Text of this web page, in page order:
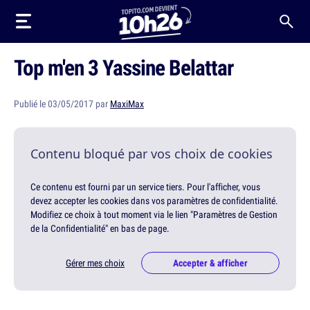
Top m'en 3 Yassine Belattar
Publié le 03/05/2017 par MaxiMax
Contenu bloqué par vos choix de cookies
Ce contenu est fourni par un service tiers. Pour l'afficher, vous
devez accepter les cookies dans vos paramètres de confidentialité.
Modifiez ce choix à tout moment via le lien "Paramètres de Gestion
de la Confidentialité" en bas de page.
Gérer mes choix Accepter & afficher